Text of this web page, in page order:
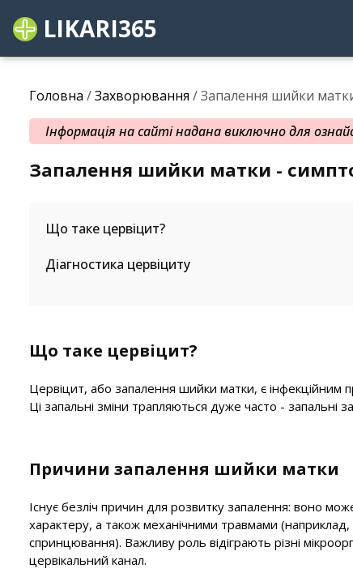
LIKARI365
Головна /Захворювання / Запалення шийки
Інформація на сайті надана виключно для
Запалення шийки матки -
Що таке цервіцит?
Діагностика цервіциту
Що таке цервіцит?
Цервіцит, або запалення шийки матки, є інфекційним
Ці запальні зміни трапляються дуже часто - запальні
Причини запалення шийки матки
Існує безліч причин для розвитку запалення: воно
характеру, а також механічними травмами (наприклад,
спринцювання). Важливу роль відіграють різні
цервікальний канал.